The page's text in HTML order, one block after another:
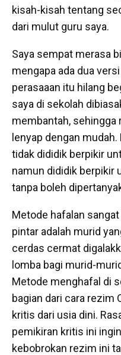
kisah-kisah tentang
dari mulut guru saya.
Saya sempat merasa
mengapa ada dua
perasaaan itu hilang
saya di sekolah
membantah, sehingga
lenyap dengan
tidak dididik berpikir
namun dididik berpikir
tanpa boleh
Metode hafalan
pintar adalah murid
cerdas cermat
lomba bagi murid-
Metode menghafal di
bagian dari cara rezim
kritis dari usia dini.
pemikiran kritis ini
kebobrokan rezim ini